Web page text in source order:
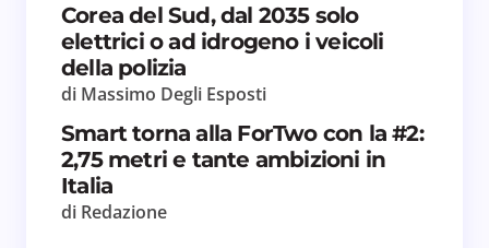
Corea del Sud, dal 2035 solo
elettrici o ad idrogeno i veicoli
della polizia
di Massimo Degli Esposti
Smart torna alla ForTwo con la #2:
2,75 metri e tante ambizioni in
Italia
di Redazione